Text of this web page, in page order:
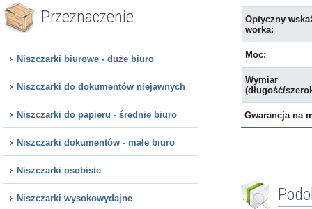
Optyczny
worka:
Moc:
Wymiar
(długość/
Gwarancja na
Przeznaczenie
Niszczarki biurowe - duże biuro
Niszczarki do dokumentów niejawnych
Niszczarki do papieru - średnie biuro
Niszczarki dokumentów - małe biuro
Niszczarki osobiste
Niszczarki wysokowydajne